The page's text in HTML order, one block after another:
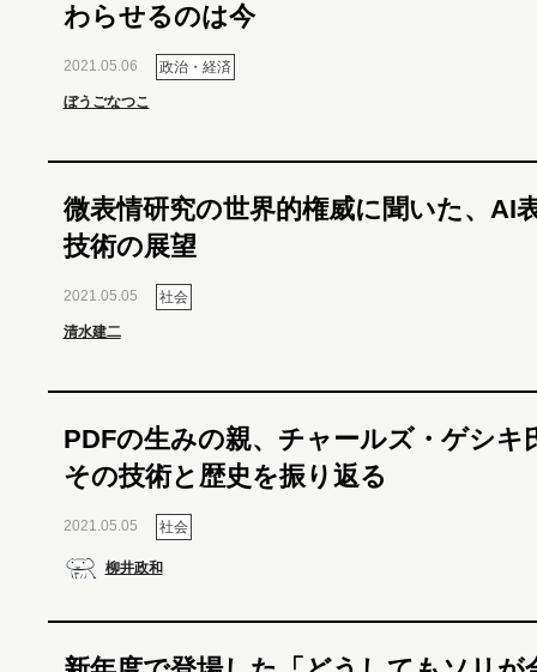
わらせるのは今
2021.05.06 政治・経済
ぼうごなつこ
微表情研究の世界的権威に聞いた、AI
技術の展望
2021.05.05 社会
清水建二
PDFの生みの親、チャールズ・ゲシキ
その技術と歴史を振り返る
2021.05.05 社会
柳井政和